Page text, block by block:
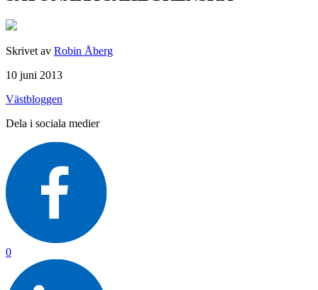
Skrivet av Robin Åberg
10 juni 2013
Västbloggen
Dela i sociala medier
0